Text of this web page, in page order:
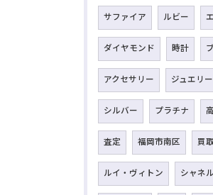
サファイア ルビー
ダイヤモンド 時計
アクセサリー ジュエリー
シルバー プラチナ
査定 福岡市南区 買
ルイ・ヴィトン シャネル